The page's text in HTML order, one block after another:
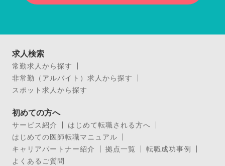
求人検索
常勤求人から探す
非常勤（アルバイト）求人から探す
スポット求人から探す
初めての方へ
サービス紹介
はじめて転職される方へ
はじめての医師転職マニュアル
キャリアパートナー紹介
拠点一覧
転職成功事例
よくあるご質問